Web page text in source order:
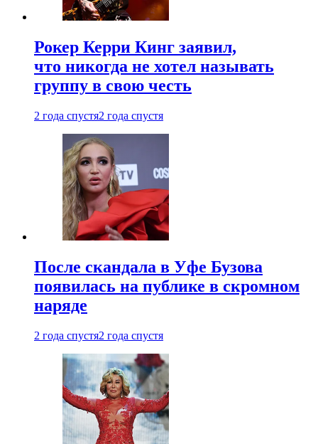
Рокер Керри Кинг заявил,
что никогда не хотел называть
группу в свою честь
2 года спустя2 года спустя
После скандала в Уфе Бузова
появилась на публике в скромном
наряде
2 года спустя2 года спустя